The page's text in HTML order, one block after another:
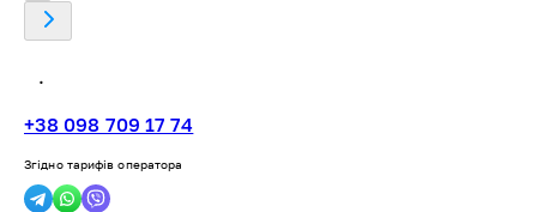
.
+38 098 709 17 74
Згідно тарифів оператора